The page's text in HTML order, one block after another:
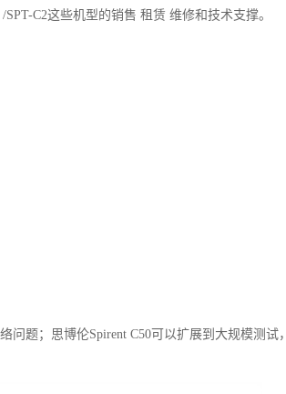
/SPT-C2这些机型的销售 租赁 维修和技术支撑。
题；思博伦Spirent C50可以扩展到大规模测试，